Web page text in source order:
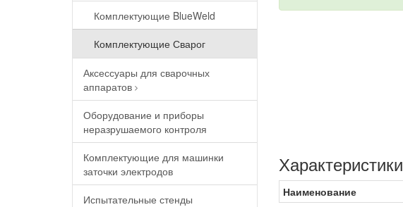
Комплектующие BlueWeld
Комплектующие Сварог
Аксессуары для сварочных
аппаратов
Оборудование и приборы
неразрушаемого контроля
Комплектующие для машинки
заточки электродов
Испытательные стенды
Характеристики
Наименование